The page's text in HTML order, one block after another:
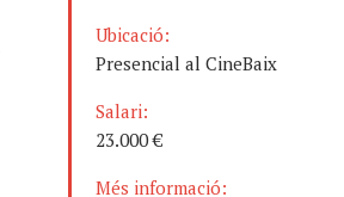
Ubicació:
Presencial al CineBaix
Salari:
23.000 €
Més informació: